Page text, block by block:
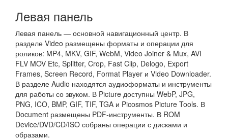
Левая панель
Левая панель — основной навигационный центр. В
разделе Video размещены форматы и операции для
роликов: MP4, MKV, GIF, WebM, Video Joiner & Mux, AVI
FLV MOV Etc, Splitter, Crop, Fast Clip, Delogo, Export
Frames, Screen Record, Format Player и Video Downloader.
В разделе Audio находятся аудиоформаты и инструменты
для работы со звуком. В Picture доступны WebP, JPG,
PNG, ICO, BMP, GIF, TIF, TGA и Picosmos Picture Tools. В
Document размещены PDF-инструменты. В ROM
Device/DVD/CD/ISO собраны операции с дисками и
образами.